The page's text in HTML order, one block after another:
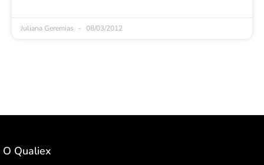
Juliana Geremias 08/03/2012
O Qualiex